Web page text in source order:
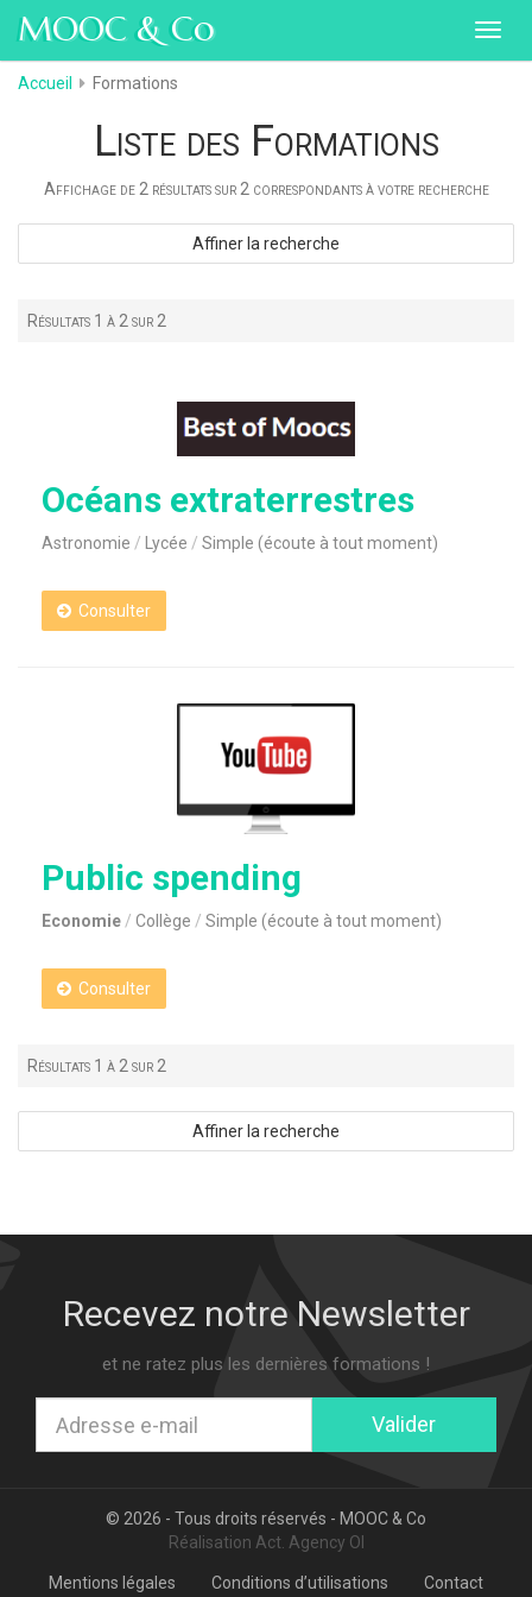
MOOC & Co
Accueil Formations
Liste des Formations
Affichage de 2 résultats sur 2 correspondants à votre recherche
Affiner la recherche
Résultats 1 à 2 sur 2
Océans extraterrestres
Astronomie Lycée Simple (écoute à tout moment)
Consulter
Public spending
Economie Collège Simple (écoute à tout moment)
Consulter
Résultats 1 à 2 sur 2
Affiner la recherche
Recevez notre Newsletter
et ne ratez plus les dernières formations !
Valider
© 2026 - Tous droits réservés - MOOC & Co
Réalisation Act. Agency OI
Mentions légales Conditions d’utilisations Contact